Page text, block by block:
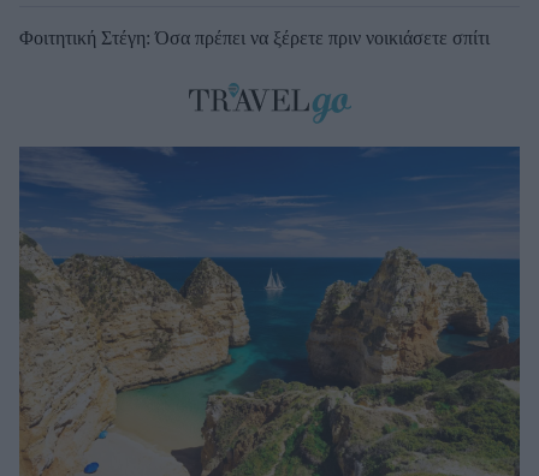
Φοιτητική Στέγη: Όσα πρέπει να ξέρετε πριν νοικιάσετε σπίτι